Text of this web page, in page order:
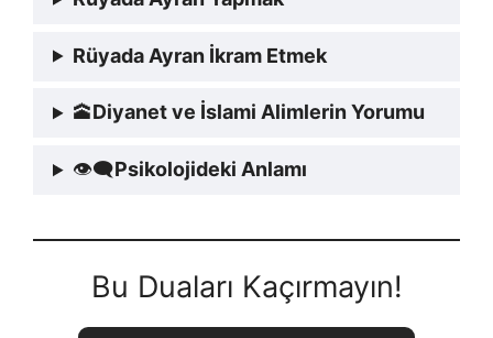
Rüyada Ayran İkram Etmek
🕋Diyanet ve İslami Alimlerin Yorumu
👁‍🗨Psikolojideki Anlamı
Bu Duaları Kaçırmayın!